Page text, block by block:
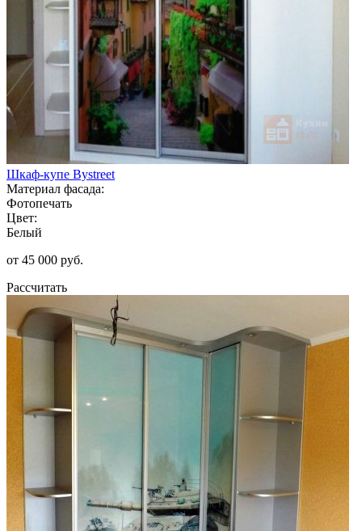
Шкаф-купе Bystreet
Материал фасада:
Фотопечать
Цвет:
Белый
от 45 000 руб.
Рассчитать